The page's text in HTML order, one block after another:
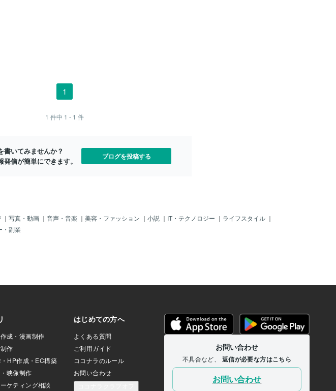
1
1 件中 1 - 1 件
書いてみませんか？
発信が簡単にできます。
ブログを投稿する
｜ 写真・動画 ｜ 音声・音楽 ｜ 美容・ファッション ｜ 小説 ｜ IT・テクノロジー ｜ ライフスタイル ｜
・副業